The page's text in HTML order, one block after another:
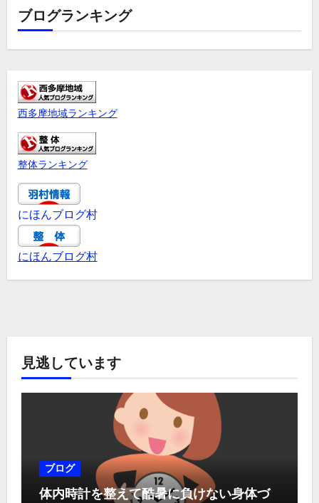
ブログランキング
西多摩地域ランキング
整体ランキング
にほんブログ村
にほんブログ村
見逃しています
ブログ
体内時計を整えて酷暑に負けない身体づ